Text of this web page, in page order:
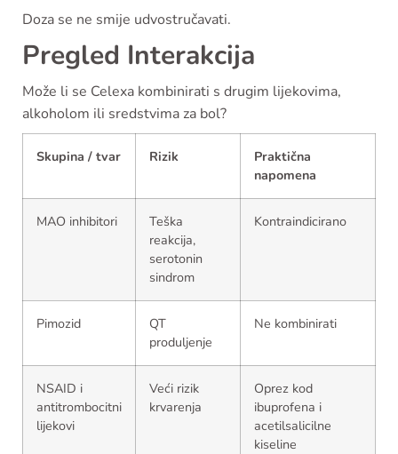
Doza se ne smije udvostručavati.
Pregled Interakcija
Može li se Celexa kombinirati s drugim lijekovima,
alkoholom ili sredstvima za bol?
Skupina / tvar Rizik
Praktična
napomena
MAO inhibitori
Teška
reakcija,
serotonin
sindrom
Kontraindicirano
Pimozid
QT
produljenje
Ne kombinirati
NSAID i
antitrombocitni
lijekovi
Veći rizik
krvarenja
Oprez kod
ibuprofena i
acetilsalicilne
kiseline